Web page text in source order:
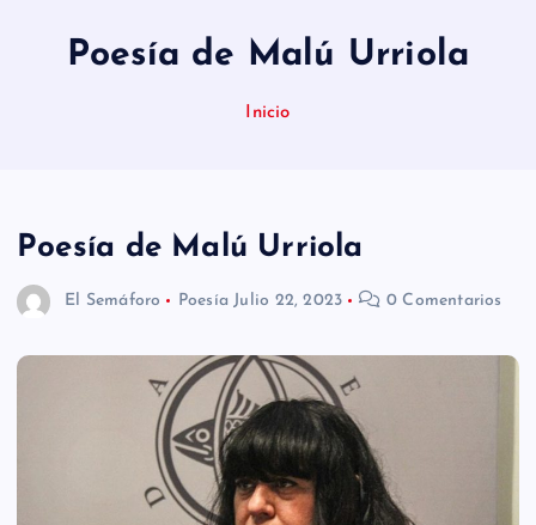
Poesía de Malú Urriola
Inicio
Poesía de Malú Urriola
El Semáforo Poesía Julio 22, 2023 0 Comentarios